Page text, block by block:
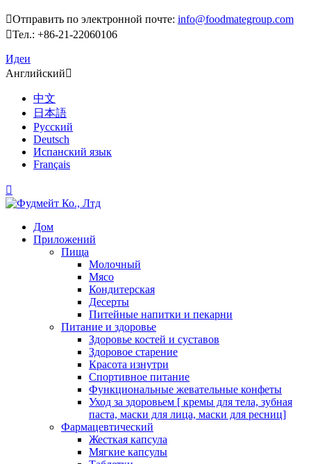
Отправить по электронной почте: info@foodmategroup.com
Тел.: +86-21-22060106
Идеи
Английский
中文
日本語
Русский
Deutsch
Испанский язык
Français

Дом
Приложений
Пища
Молочный
Мясо
Кондитерская
Десерты
Питейные напитки и пекарни
Питание и здоровье
Здоровье костей и суставов
Здоровое старение
Красота изнутри
Спортивное питание
Функциональные жевательные конфеты
Уход за здоровьем [ кремы для тела, зубная
паста, маски для лица, маски для ресниц]
Фармацевтический
Жесткая капсула
Мягкие капсулы